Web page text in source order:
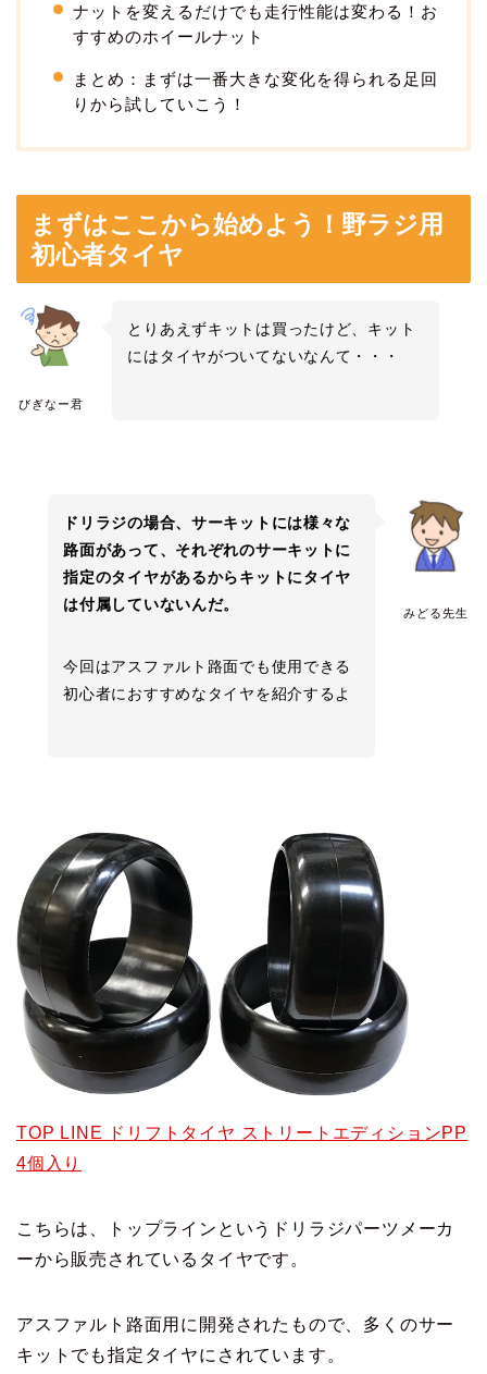
ナットを変えるだけでも走行性能は変わる！お
すすめのホイールナット
まとめ：まずは一番大きな変化を得られる足回
りから試していこう！
まずはここから始めよう！野ラジ用
初心者タイヤ
びぎなー君
とりあえずキットは買ったけど、キット
にはタイヤがついてないなんて・・・
みどる先生
ドリラジの場合、サーキットには様々な
路面があって、それぞれのサーキットに
指定のタイヤがあるからキットにタイヤ
は付属していないんだ。
今回はアスファルト路面でも使用できる
初心者におすすめなタイヤを紹介するよ
TOP LINE ドリフトタイヤ ストリートエディションPP
4個入り
こちらは、トップラインというドリラジパーツメーカ
ーから販売されているタイヤです。
アスファルト路面用に開発されたもので、多くのサー
キットでも指定タイヤにされています。